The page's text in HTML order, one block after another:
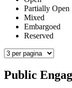
Partially Open
Mixed
Embargoed
Reserved
Public